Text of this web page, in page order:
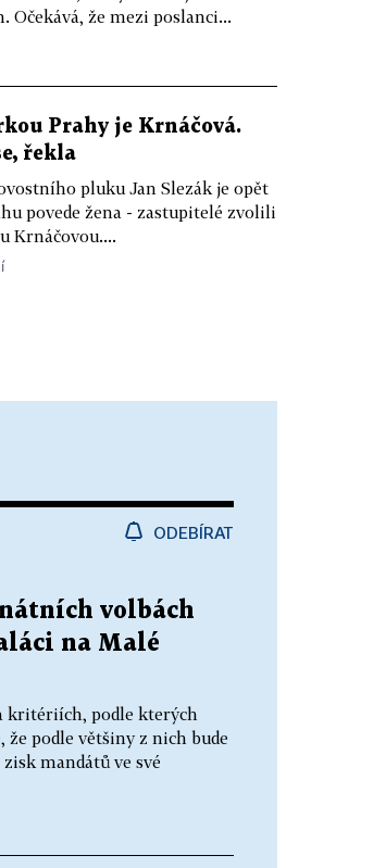
Očekává, že mezi poslanci...
Prahy je Krnáčová.
řekla
pluku Jan Slezák je opět
povede žena - zastupitelé zvolili
Krnáčovou....
ODEBÍRAT
volbách
na Malé
kritériích, podle kterých
podle většiny z nich bude
mandátů ve své